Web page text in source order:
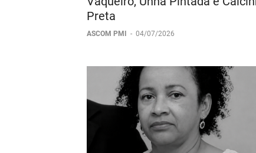
Preta
ASCOM PMI - 04/07/2026